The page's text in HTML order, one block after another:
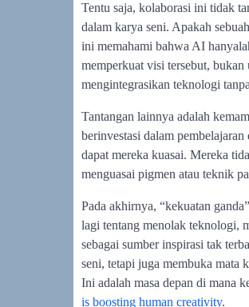
Tentu saja, kolaborasi ini tidak
dalam karya seni. Apakah
ini memahami bahwa AI
memperkuat visi tersebut,
mengintegrasikan teknologi
Tantangan lainnya adalah
berinvestasi dalam
dapat mereka kuasai. Mereka
menguasai pigmen atau teknik
Pada akhirnya, “kekuatan
lagi tentang menolak teknologi,
sebagai sumber inspirasi tak
seni, tetapi juga membuka mata
Ini adalah masa depan di mana
is boosting human creativity.